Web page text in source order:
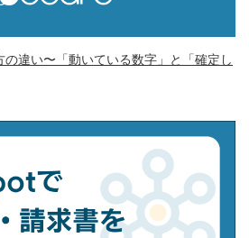
違い〜「動いている数字」と「確定し